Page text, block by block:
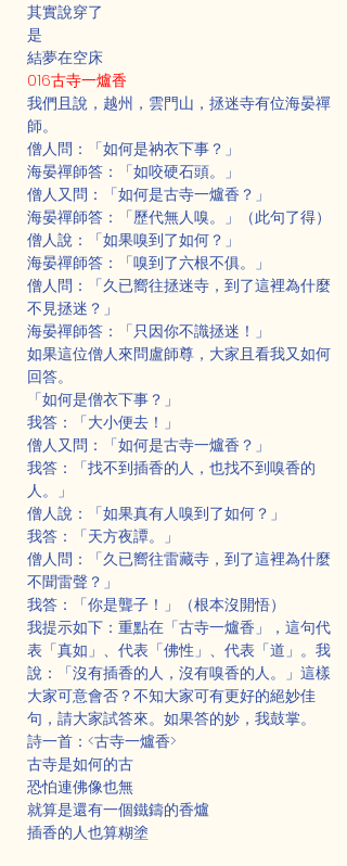
其實說穿了
是
結夢在空床
016古寺一爐香
我們且說，越州，雲門山，拯迷寺有位海晏禪
師。
僧人問：「如何是衲衣下事？」
海晏禪師答：「如咬硬石頭。」
僧人又問：「如何是古寺一爐香？」
海晏禪師答：「歷代無人嗅。」（此句了得）
僧人說：「如果嗅到了如何？」
海晏禪師答：「嗅到了六根不俱。」
僧人問：「久已嚮往拯迷寺，到了這裡為什麼
不見拯迷？」
海晏禪師答：「只因你不識拯迷！」
如果這位僧人來問盧師尊，大家且看我又如何
回答。
「如何是僧衣下事？」
我答：「大小便去！」
僧人又問：「如何是古寺一爐香？」
我答：「找不到插香的人，也找不到嗅香的
人。」
僧人說：「如果真有人嗅到了如何？」
我答：「天方夜譚。」
僧人問：「久已嚮往雷藏寺，到了這裡為什麼
不聞雷聲？」
我答：「你是聾子！」（根本沒開悟）
我提示如下：重點在「古寺一爐香」，這句代
表「真如」、代表「佛性」、代表「道」。我
說：「沒有插香的人，沒有嗅香的人。」這樣
大家可意會否？不知大家可有更好的絕妙佳
句，請大家試答來。如果答的妙，我鼓掌。
詩一首：<古寺一爐香>
古寺是如何的古
恐怕連佛像也無
就算是還有一個鐵鑄的香爐
插香的人也算糊塗